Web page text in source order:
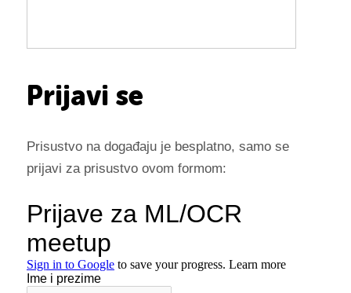
Prijavi se
Prisustvo na događaju je besplatno, samo se
prijavi za prisustvo ovom formom: